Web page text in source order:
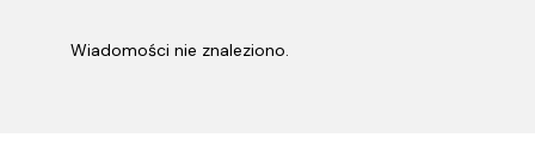
Wiadomości nie znaleziono.